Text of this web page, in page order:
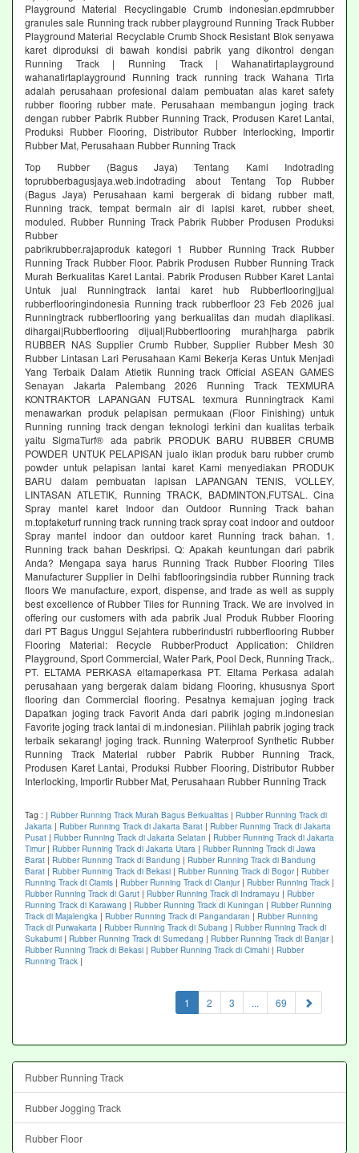
Playground Material Recyclingable Crumb indonesian.epdmrubber
granules sale Running track rubber playground Running Track Rubber
Playground Material Recyclable Crumb Shock Resistant Blok senyawa
karet diproduksi di bawah kondisi pabrik yang dikontrol dengan
Running Track | Running Track | Wahanatirtaplayground
wahanatirtaplayground Running track running track Wahana Tirta
adalah perusahaan profesional dalam pembuatan alas karet safety
rubber flooring rubber mate. Perusahaan membangun joging track
dengan rubber Pabrik Rubber Running Track, Produsen Karet Lantai,
Produksi Rubber Flooring, Distributor Rubber Interlocking, Importir
Rubber Mat, Perusahaan Rubber Running Track
Top Rubber (Bagus Jaya) Tentang Kami Indotrading
toprubberbagusjaya.web.indotrading about Tentang Top Rubber
(Bagus Jaya) Perusahaan kami bergerak di bidang rubber matt,
Running track, tempat bermain air di lapisi karet, rubber sheet,
moduled. Rubber Running Track Pabrik Rubber Produsen Produksi
Rubber
pabrikrubber.rajaproduk kategori 1 Rubber Running Track Rubber
Running Track Rubber Floor. Pabrik Produsen Rubber Running Track
Murah Berkualitas Karet Lantai. Pabrik Produsen Rubber Karet Lantai
Untuk jual Runningtrack lantai karet hub Rubberflooring|jual
rubberflooringindonesia Running track rubberfloor 23 Feb 2026 jual
Runningtrack rubberflooring yang berkualitas dan mudah diaplikasi.
dihargai|Rubberflooring dijual|Rubberflooring murah|harga pabrik
RUBBER NAS Supplier Crumb Rubber, Supplier Rubber Mesh 30
Rubber Lintasan Lari Perusahaan Kami Bekerja Keras Untuk Menjadi
Yang Terbaik Dalam Atletik Running track Official ASEAN GAMES
Senayan Jakarta Palembang 2026 Running Track TEXMURA
KONTRAKTOR LAPANGAN FUTSAL texmura Runningtrack Kami
menawarkan produk pelapisan permukaan (Floor Finishing) untuk
Running running track dengan teknologi terkini dan kualitas terbaik
yaitu SigmaTurf® ada pabrik PRODUK BARU RUBBER CRUMB
POWDER UNTUK PELAPISAN jualo iklan produk baru rubber crumb
powder untuk pelapisan lantai karet Kami menyediakan PRODUK
BARU dalam pembuatan lapisan LAPANGAN TENIS, VOLLEY,
LINTASAN ATLETIK, Running TRACK, BADMINTON,FUTSAL. Cina
Spray mantel karet Indoor dan Outdoor Running Track bahan
m.topfaketurf running track running track spray coat indoor and outdoor
Spray mantel indoor dan outdoor karet Running track bahan. 1.
Running track bahan Deskripsi. Q: Apakah keuntungan dari pabrik
Anda? Mengapa saya harus Running Track Rubber Flooring Tiles
Manufacturer Supplier in Delhi fabflooringsindia rubber Running track
floors We manufacture, export, dispense, and trade as well as supply
best excellence of Rubber Tiles for Running Track. We are involved in
offering our customers with ada pabrik Jual Produk Rubber Flooring
dari PT Bagus Unggul Sejahtera rubberindustri rubberflooring Rubber
Flooring Material: Recycle RubberProduct Application: Children
Playground, Sport Commercial, Water Park, Pool Deck, Running Track,.
PT. ELTAMA PERKASA eltamaperkasa PT. Eltama Perkasa adalah
perusahaan yang bergerak dalam bidang Flooring, khususnya Sport
flooring dan Commercial flooring. Pesatnya kemajuan joging track
Dapatkan joging track Favorit Anda dari pabrik joging m.indonesian
Favorite joging track lantai di m.indonesian. Pilihlah pabrik joging track
terbaik sekarang! joging track. Running Waterproof Synthetic Rubber
Running Track Material rubber Pabrik Rubber Running Track,
Produsen Karet Lantai, Produksi Rubber Flooring, Distributor Rubber
Interlocking, Importir Rubber Mat, Perusahaan Rubber Running Track
Tag : | Rubber Running Track Murah Bagus Berkualitas | Rubber Running Track di
Jakarta | Rubber Running Track di Jakarta Barat | Rubber Running Track di Jakarta
Pusat | Rubber Running Track di Jakarta Selatan | Rubber Running Track di Jakarta
Timur| Rubber Running Track di Jakarta Utara | Rubber Running Track di Jawa
Barat | Rubber Running Track di Bandung | Rubber Running Track di Bandung
Barat | Rubber Running Track di Bekasi | Rubber Running Track di Bogor| Rubber
Running Track di Ciamis | Rubber Running Track di Cianjur| Rubber Running Track |
Rubber Running Track di Garut | Rubber Running Track di Indramayu | Rubber
Running Track di Karawang | Rubber Running Track di Kuningan | Rubber Running
Track di Majalengka | Rubber Running Track di Pangandaran | Rubber Running
Track di Purwakarta | Rubber Running Track di Subang | Rubber Running Track di
Sukabumi | Rubber Running Track di Sumedang | Rubber Running Track di Banjar|
Rubber Running Track di Bekasi | Rubber Running Track di Cimahi | Rubber
Running Track |
1 (current)
2 3 ... 69
Rubber Running Track
Rubber Jogging Track
Rubber Floor